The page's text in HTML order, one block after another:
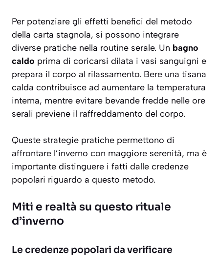
Per potenziare gli effetti benefici del metodo
della carta stagnola, si possono integrare
diverse pratiche nella routine serale. Un bagno
caldo prima di coricarsi dilata i vasi sanguigni e
prepara il corpo al rilassamento. Bere una tisana
calda contribuisce ad aumentare la temperatura
interna, mentre evitare bevande fredde nelle ore
serali previene il raffreddamento del corpo.
Queste strategie pratiche permettono di
affrontare l’inverno con maggiore serenità, ma è
importante distinguere i fatti dalle credenze
popolari riguardo a questo metodo.
Miti e realtà su questo rituale
d’inverno
Le credenze popolari da verificare